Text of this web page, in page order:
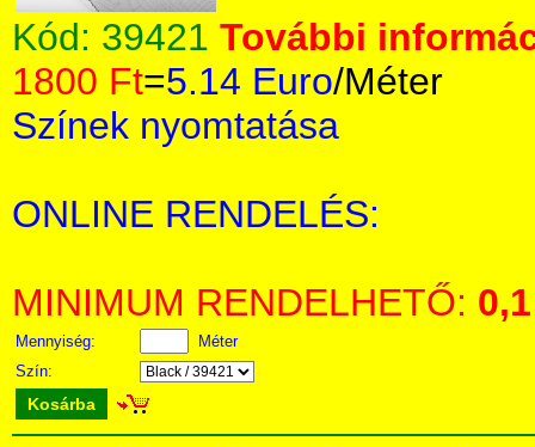
Kód: 39421 További
1800 Ft=5.14 Euro/Méter
Színek nyomtatása
ONLINE RENDELÉS:
MINIMUM RENDELHETŐ: 0,1
Mennyiség:
Méter
Szín:
Kosárba